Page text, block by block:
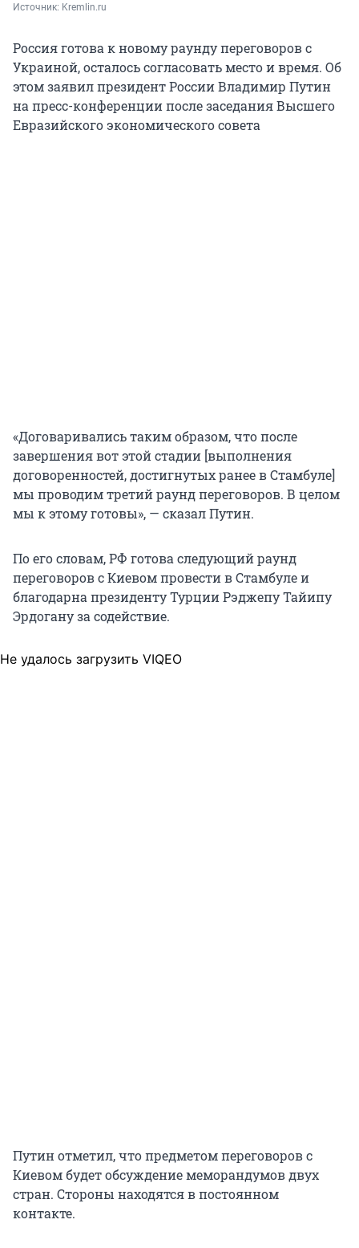
Источник: Kremlin.ru
Россия готова к новому раунду переговоров с
Украиной, осталось согласовать место и время. Об
этом заявил президент России Владимир Путин
на пресс-конференции после заседания Высшего
Евразийского экономического совета
«Договаривались таким образом, что после
завершения вот этой стадии [выполнения
договоренностей, достигнутых ранее в Стамбуле]
мы проводим третий раунд переговоров. В целом
мы к этому готовы», — сказал Путин.
По его словам, РФ готова следующий раунд
переговоров с Киевом провести в Стамбуле и
благодарна президенту Турции Рэджепу Тайипу
Эрдогану за содействие.
Не удалось загрузить VIQEO
Путин отметил, что предметом переговоров с
Киевом будет обсуждение меморандумов двух
стран. Стороны находятся в постоянном
контакте.